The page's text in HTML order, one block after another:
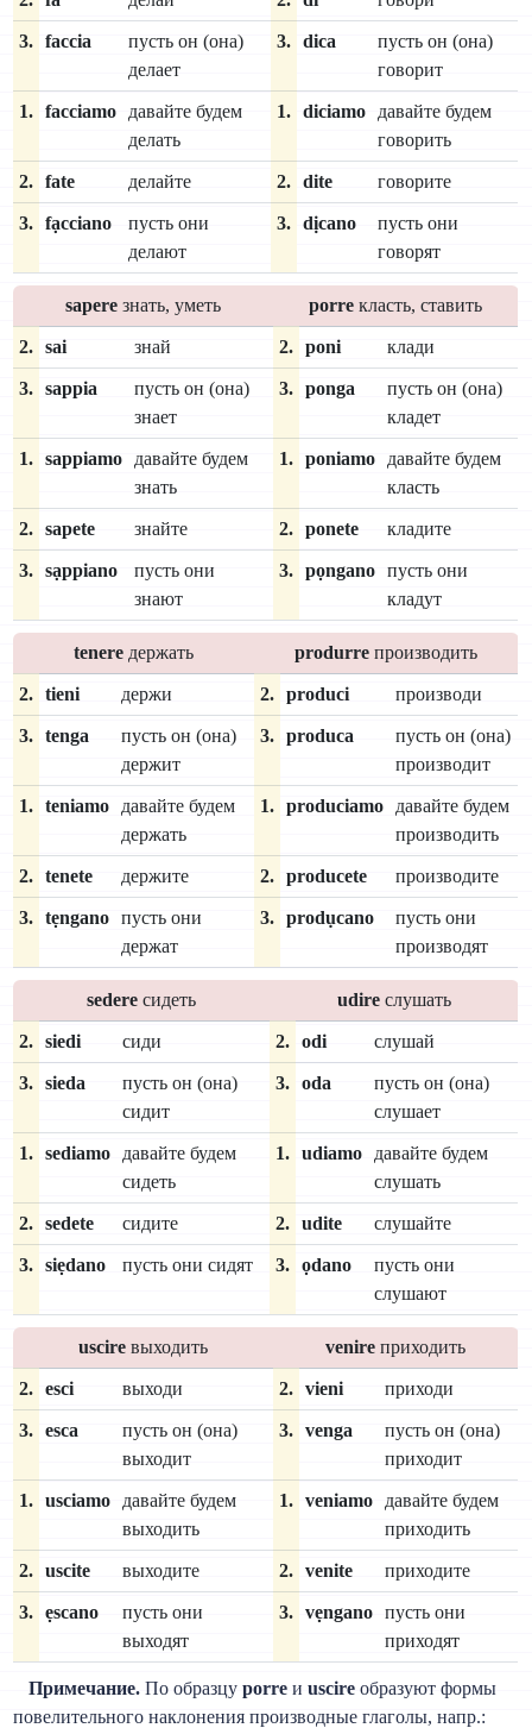
3. faccia
пусть он (она)
делает
3. dica
пусть он (она)
говорит
1. facciamo
давайте будем
делать
1. diciamo
давайте будем
говорить
2. fate делайте 2. dite говорите
3. fạcciano
пусть они
делают
3. dịcano
пусть они
говорят
sapere знать, уметь porre класть, ставить
2. sai знай 2. poni клади
3. sappia
пусть он (она)
знает
3. ponga
пусть он (она)
кладет
1. sappiamo
давайте будем
знать
1. poniamo
давайте будем
класть
2. sapete знайте 2. ponete кладите
3. sạppiano
пусть они
знают
3. pọngano
пусть они
кладут
tenere держать produrre производить
2. tieni держи 2. produci производи
3. tenga
пусть он (она)
держит
3. produca
пусть он (она)
производит
1. teniamo
давайте будем
держать
1. produciamo
давайте будем
производить
2. tenete держите 2. producete производите
3. tẹngano
пусть они
держат
3. prodụcano
пусть они
производят
sedere сидеть udireслушать
2. siedi сиди 2. odi слушай
3. sieda
пусть он (она)
сидит
3. oda
пусть он (она)
слушает
1. sediamo
давайте будем
сидеть
1. udiamo
давайте будем
слушать
2. sedete сидите 2. udite слушайте
3. siẹdano пусть они сидят 3. ọdano
пусть они
слушают
uscire выходить venire приходить
2. esci выходи 2. vieni приходи
3. esca
пусть он (она)
выходит
3. venga
пусть он (она)
приходит
1. usciamo
давайте будем
выходить
1. veniamo
давайте будем
приходить
2. uscite выходите 2. venite приходите
3. ẹscano
пусть они
выходят
3. vẹngano
пусть они
приходят
Примечание. По образцу porre и uscire образуют формы
повелительного наклонения производные глаголы, напр.: